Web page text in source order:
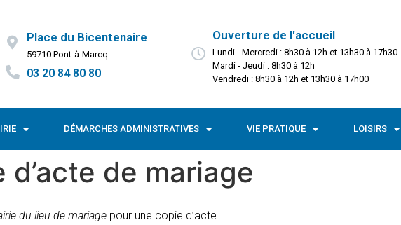
Place du Bicentenaire
59710 Pont-à-Marcq
03 20 84 80 80
Ouverture de l'accueil
Lundi - Mercredi : 8h30 à 12h et 13h30 à 17h30
Mardi - Jeudi : 8h30 à 12h
Vendredi : 8h30 à 12h et 13h30 à 17h00
DÉMARCHES ADMINISTRATIVES VIE PRATIQUE LOISIRS
d’acte de mariage
du lieu de mariage pour une copie d’acte.